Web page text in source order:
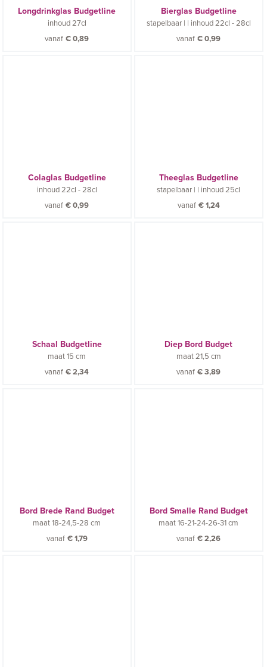
Longdrinkglas Budgetline
inhoud27cl
vanaf €0,89
Bierglas Budgetline
stapelbaar | | inhoud22cl - 28cl
vanaf €0,99
Colaglas Budgetline
inhoud22cl - 28cl
vanaf €0,99
Theeglas Budgetline
stapelbaar | | inhoud25cl
vanaf €1,24
Schaal Budgetline
maat15 cm
vanaf €2,34
Diep Bord Budget
maat21,5 cm
vanaf €3,89
Bord Brede Rand Budget
maat18-24,5-28 cm
vanaf €1,79
Bord Smalle Rand Budget
maat16-21-24-26-31 cm
vanaf €2,26